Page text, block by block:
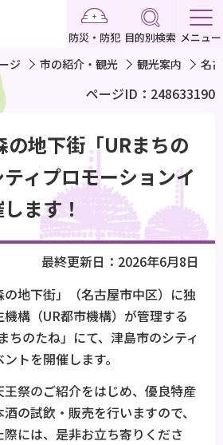
防災・防犯 目的別検索 メニュー
ジ 市の紹介・観光 観光案内 名
ページID：248633190
の地下街「URまちの
ィプロモーションイ
ます！
最終更新日：2026年6月8日
地下街」（名古屋市中区）に独
構（UR都市機構）が管理する
ちのたね」にて、津島市のシティ
トを開催します。
祭のご紹介をはじめ、優良特産
の試飲・販売を行いますので、
には、是非お立ち寄りくださ